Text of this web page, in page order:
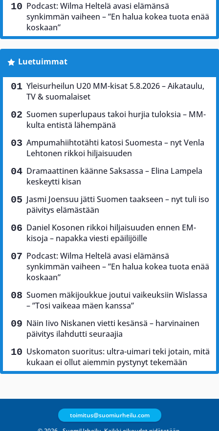
Podcast: Wilma Heltelä avasi elämänsä
synkimmän vaiheen – ”En halua kokea tuota enää
koskaan”
Luetuimmat
Yleisurheilun U20 MM-kisat 5.8.2026 – Aikataulu,
TV & suomalaiset
Suomen superlupaus takoi hurjia tuloksia – MM-
kulta entistä lähempänä
Ampumahiihtotähti katosi Suomesta – nyt Venla
Lehtonen rikkoi hiljaisuuden
Dramaattinen käänne Saksassa – Elina Lampela
keskeytti kisan
Jasmi Joensuu jätti Suomen taakseen – nyt tuli iso
päivitys elämästään
Daniel Kosonen rikkoi hiljaisuuden ennen EM-
kisoja – napakka viesti epäilijöille
Podcast: Wilma Heltelä avasi elämänsä
synkimmän vaiheen – ”En halua kokea tuota enää
koskaan”
Suomen mäkijoukkue joutui vaikeuksiin Wislassa
– ”Tosi vaikeaa mäen kanssa”
Näin Iivo Niskanen vietti kesänsä – harvinainen
päivitys ilahdutti seuraajia
Uskomaton suoritus: ultra-uimari teki jotain, mitä
kukaan ei ollut aiemmin pystynyt tekemään
toimitus@suomiurheilu.com